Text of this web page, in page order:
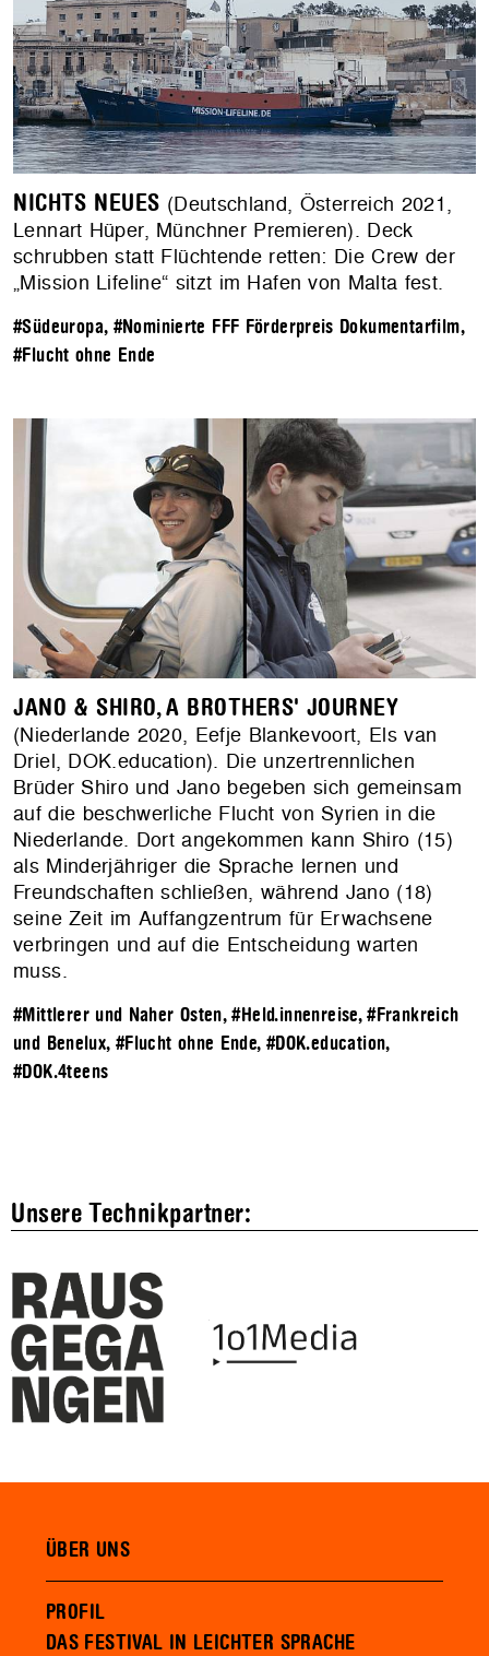
NICHTS NEUES (Deutschland, Österreich 2021,
Lennart Hüper, Münchner Premieren). Deck
schrubben statt Flüchtende retten: Die Crew der
„Mission Lifeline“ sitzt im Hafen von Malta fest.
#Südeuropa, #Nominierte FFF Förderpreis Dokumentarfilm,
#Flucht ohne Ende
JANO & SHIRO, A BROTHERS' JOURNEY
(Niederlande 2020, Eefje Blankevoort, Els van
Driel, DOK.education). Die unzertrennlichen
Brüder Shiro und Jano begeben sich gemeinsam
auf die beschwerliche Flucht von Syrien in die
Niederlande. Dort angekommen kann Shiro (15)
als Minderjähriger die Sprache lernen und
Freundschaften schließen, während Jano (18)
seine Zeit im Auffangzentrum für Erwachsene
verbringen und auf die Entscheidung warten
muss.
#Mittlerer und Naher Osten,#Held.innenreise,#Frankreich
und Benelux, #Flucht ohne Ende, #DOK.education,
#DOK.4teens
Unsere Technikpartner:
ÜBER UNS
PROFIL
DAS FESTIVAL IN LEICHTER SPRACHE